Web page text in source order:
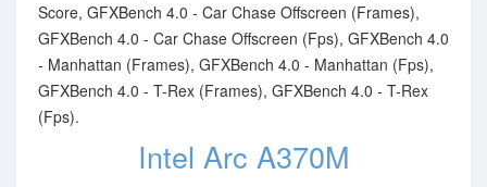
Score, GFXBench 4.0 - Car Chase Offscreen (Frames),
GFXBench 4.0 - Car Chase Offscreen (Fps), GFXBench 4.0
- Manhattan (Frames), GFXBench 4.0 - Manhattan (Fps),
GFXBench 4.0 - T-Rex (Frames), GFXBench 4.0 - T-Rex
(Fps).
Intel Arc A370M